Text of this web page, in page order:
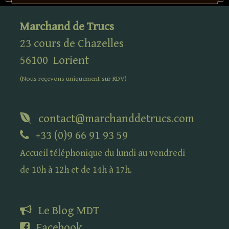
Marchand de Trucs
23 cours de Chazelles
56100 Lorient
(Nous reçevons uniquement surRDV)
contact@marchanddetrucs.com
+33 (0)9 66 91 93 59
Accueil téléphonique du lundi au vendredi
de 10h à 12h et de 14h à 17h.
Le Blog MDT